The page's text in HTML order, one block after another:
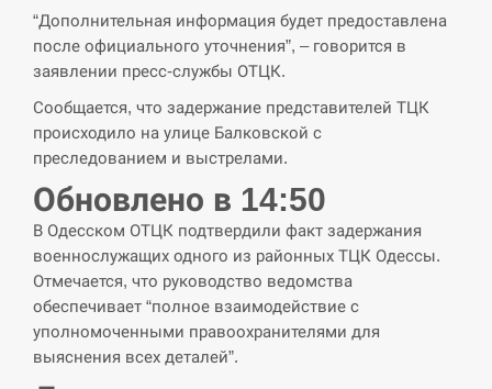
СЕРПЕНЬ
13:40
Біля українського літака в аеропорту Лейпцига
виявили дрон, ймовірно, з…
СЕРПЕНЬ
13:23
“Они должны быть уничтожены”: в МИДе
ответили, как отреагируют на…
СЕРПЕНЬ
13:10
Тайвань проводить найбільші військові
навчання на тлі загрози вторгнення з…
“Дополнительная информация будет предоставлена
после официального уточнения”, – говорится в
заявлении пресс-службы ОТЦК.
Сообщается, что задержание представителей ТЦК
происходило на улице Балковской с
преследованием и выстрелами.
Обновлено в 14:50
В Одесском ОТЦК подтвердили факт задержания
военнослужащих одного из районных ТЦК Одессы.
Отмечается, что руководство ведомства
обеспечивает “полное взаимодействие с
уполномоченными правоохранителями для
выяснения всех деталей”.